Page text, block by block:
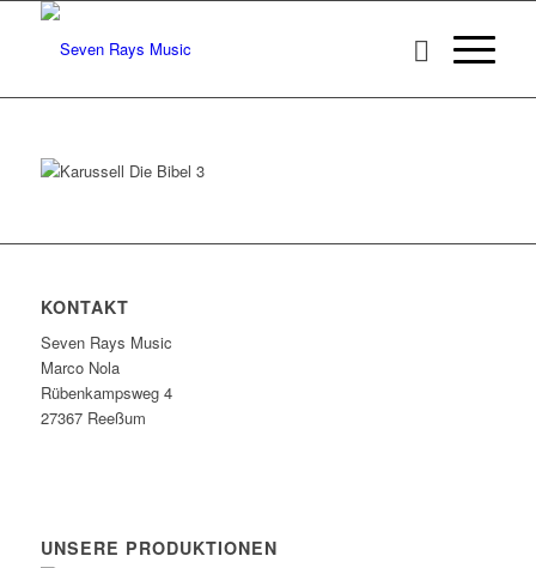
KONTAKT
Seven Rays Music
Marco Nola
Rübenkampsweg 4
27367 Reeßum
UNSERE PRODUKTIONEN